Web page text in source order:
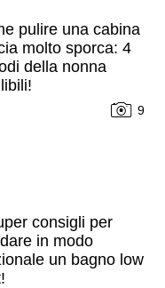
pulire una cabina
molto sporca: 4
della nonna
9
consigli per
in modo
un bagno low